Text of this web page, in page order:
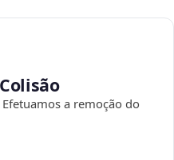
a remoção do